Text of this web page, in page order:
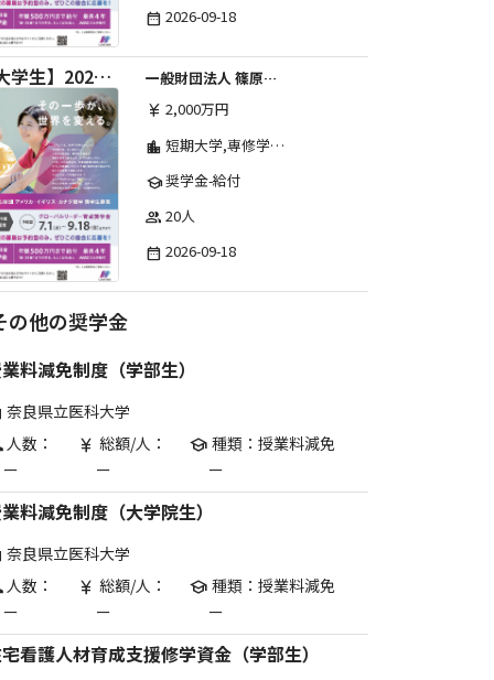
date_range 2026-09-18
【大学生】2026年度 しのはら財団 アメリカ・イギリス・カナダ英語留学奨学金
一般財団法人 篠原欣子記念財団 (海外留学奨学金グループ)
currency_yen 2,000万円
location_city 短期大学,専修学校,高等専門学校,その他,高等学校,大学院,大学
school奨学金-給付
group 20人
date_range 2026-09-18
の他の奨学金
料減免制度（学部生）
奈良県立医科大学
人数：
ー
currency_yen 総額/人：
ー
school 種類：授業料減免
ー
料減免制度（大学院生）
奈良県立医科大学
人数：
ー
currency_yen 総額/人：
ー
school 種類：授業料減免
ー
看護人材育成支援修学資金（学部生）